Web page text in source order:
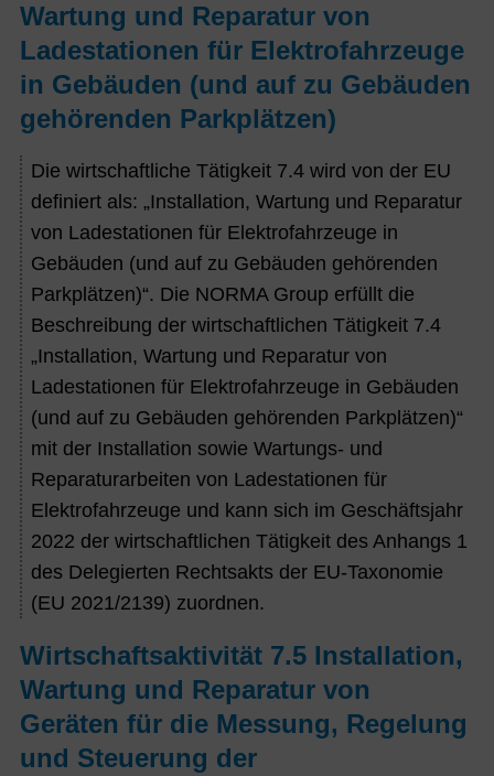
Wartung und Reparatur von
Ladestationen für Elektrofahrzeuge
in Gebäuden (und auf zu Gebäuden
gehörenden Parkplätzen)
Die wirtschaftliche Tätigkeit 7.4 wird von der EU
definiert als: „Installation, Wartung und Reparatur
von Ladestationen für Elektrofahrzeuge in
Gebäuden (und auf zu Gebäuden gehörenden
Parkplätzen)“. Die NORMA Group erfüllt die
Beschreibung der wirtschaftlichen Tätigkeit 7.4
„Installation, Wartung und Reparatur von
Ladestationen für Elektrofahrzeuge in Gebäuden
(und auf zu Gebäuden gehörenden Parkplätzen)“
mit der Installation sowie Wartungs- und
Reparaturarbeiten von Ladestationen für
Elektrofahrzeuge und kann sich im Geschäftsjahr
2022 der wirtschaftlichen Tätigkeit des Anhangs 1
des Delegierten Rechtsakts der EU-Taxonomie
(EU 2021/2139) zuordnen.
Wirtschaftsaktivität 7.5 Installation,
Wartung und Reparatur von
Geräten für die Messung, Regelung
und Steuerung der